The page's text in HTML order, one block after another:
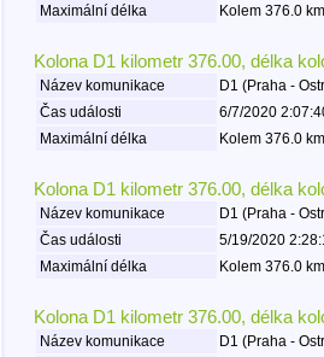
Maximální délka
Kolem 376.0
Kolona D1 kilometr 376.00, délka
Název komunikace D1 (Praha -
Čas události
6/7/2020
Maximální délka
Kolem 376.0
Kolona D1 kilometr 376.00, délka
Název komunikace D1 (Praha -
Čas události
5/19/2020
Maximální délka
Kolem 376.0
Kolona D1 kilometr 376.00, délka
Název komunikace D1 (Praha -